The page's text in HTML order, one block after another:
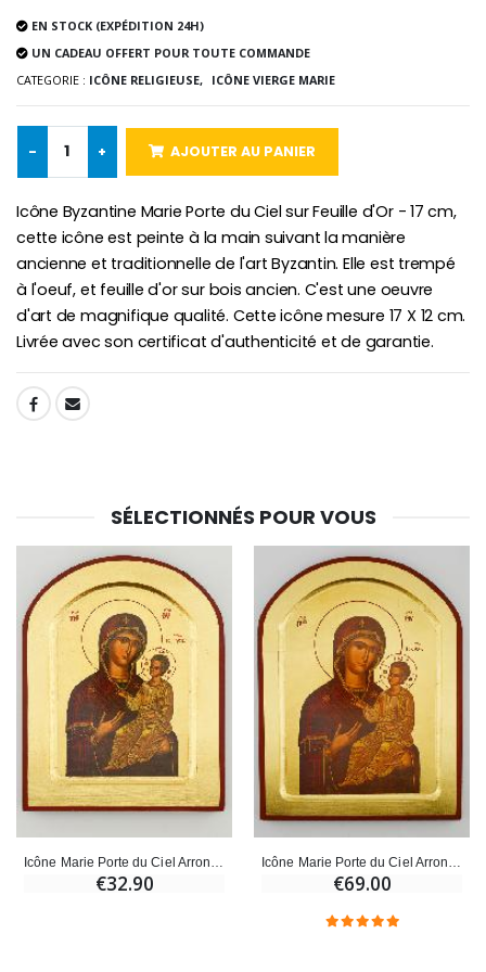
€78.00 €58.50
Huile d'Onction
€9.90
Bougie Neuvaine pour une Guérison - 17.5cm
€4.90 €23.00
EN STOCK (EXPÉDITION 24H)
UN CADEAU OFFERT POUR TOUTE COMMANDE
CATEGORIE : ICÔNE RELIGIEUSE, ICÔNE VIERGE MARIE
- + AJOUTER AU PANIER
Icône Byzantine Marie Porte du Ciel sur Feuille d'Or - 17 cm,
cette icône est peinte à la main suivant la manière
ancienne et traditionnelle de l'art Byzantin. Elle est trempé
à l'oeuf, et feuille d'or sur bois ancien. C'est une oeuvre
d'art de magnifique qualité. Cette icône mesure 17 X 12 cm.
Livrée avec son certificat d'authenticité et de garantie.
SHARE:
SÉLECTIONNÉS POUR VOUS
€32.90 €69.00